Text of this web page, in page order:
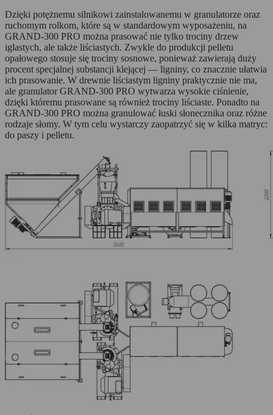
Dzięki potężnemu silnikowi zainstalowanemu w granulatorze oraz
ruchomym rolkom, które są w standardowym wyposażeniu, na
GRAND-300 PRO można prasować nie tylko trociny drzew
iglastych, ale także liściastych. Zwykle do produkcji pelletu
opałowego stosuje się trociny sosnowe, ponieważ zawierają duży
procent specjalnej substancji klejącej — ligniny, co znacznie ułatwia
ich prasowanie. W drewnie liściastym ligniny praktycznie nie ma,
ale granulator GRAND-300 PRO wytwarza wysokie ciśnienie,
dzięki któremu prasowane są również trociny liściaste. Ponadto na
GRAND-300 PRO można granulować łuski słonecznika oraz różne
rodzaje słomy. W tym celu wystarczy zaopatrzyć się w kilka matryc:
do paszy i pelletu.